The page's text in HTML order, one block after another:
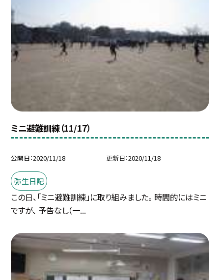
ミニ避難訓練（11/17）
公開日 2020/11/18 更新日 2020/11/18
弥生日記
この日、「ミニ避難訓練」に取り組みました。 時間的にはミニ
ですが、 予告なし（一...